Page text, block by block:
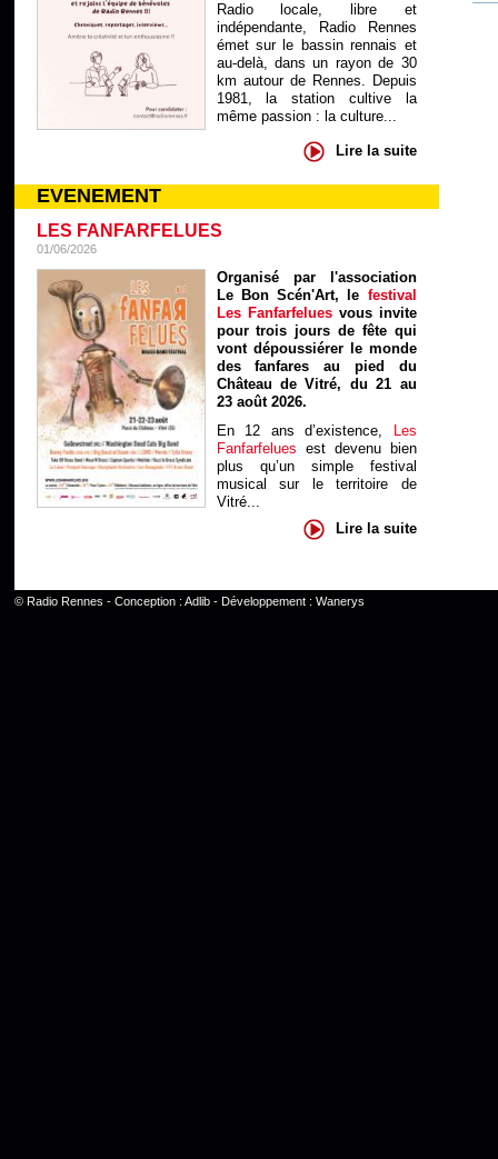
Radio locale, libre et
indépendante, Radio Rennes
émet sur le bassin rennais et
au-delà, dans un rayon de 30
km autour de Rennes. Depuis
1981, la station cultive la
même passion : la culture...
Lire la suite
EVENEMENT
LES FANFARFELUES
01/06/2026
Organisé par l'association
Le Bon Scén'Art, le festival
Les Fanfarfelues vous invite
pour trois jours de fête qui
vont dépoussiérer le monde
des fanfares au pied du
Château de Vitré, du 21 au
23 août 2026.
En 12 ans d’existence, Les
Fanfarfelues est devenu bien
plus qu’un simple festival
musical sur le territoire de
Vitré...
Lire la suite
© Radio Rennes - Conception : Adlib- Développement : Wanerys